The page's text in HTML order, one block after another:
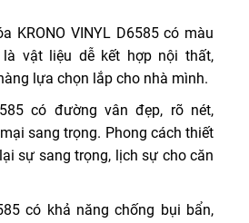
KRONO VINYL D6585 có màu
vật liệu dễ kết hợp nội thất,
lựa chọn lắp cho nhà mình.
có đường vân đẹp, rõ nét,
sang trọng. Phong cách thiết
sự sang trọng, lịch sự cho căn
có khả năng chống bụi bẩn,